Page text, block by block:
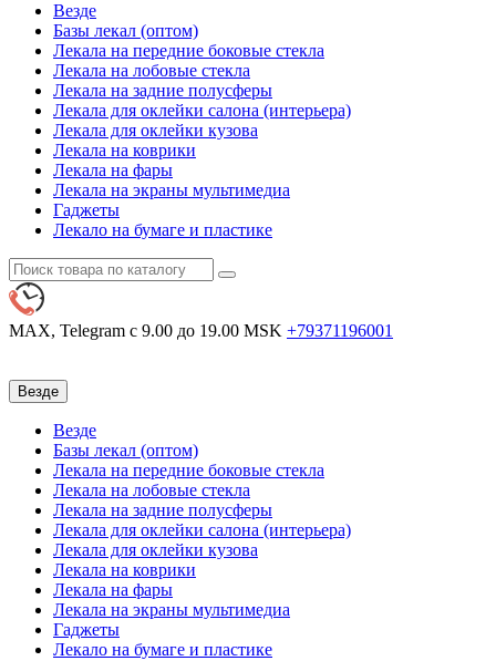
Везде
Базы лекал (оптом)
Лекала на передние боковые стекла
Лекала на лобовые стекла
Лекала на задние полусферы
Лекала для оклейки салона (интерьера)
Лекала для оклейки кузова
Лекала на коврики
Лекала на фары
Лекала на экраны мультимедиа
Гаджеты
Лекало на бумаге и пластике
MAX, Telegram с 9.00 до 19.00 MSK +79371196001
Везде
Везде
Базы лекал (оптом)
Лекала на передние боковые стекла
Лекала на лобовые стекла
Лекала на задние полусферы
Лекала для оклейки салона (интерьера)
Лекала для оклейки кузова
Лекала на коврики
Лекала на фары
Лекала на экраны мультимедиа
Гаджеты
Лекало на бумаге и пластике